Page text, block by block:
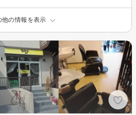
他の情報を表示